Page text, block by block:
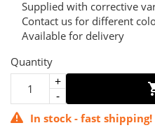
Supplied with corrective
Contact us for different
Available for delivery
Quantity
In stock - fast shipping!